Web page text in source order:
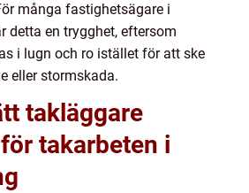
många fastighetsägare i
detta en trygghet, eftersom
i lugn och ro istället för att ske
eller stormskada.
takläggare
takarbeten i